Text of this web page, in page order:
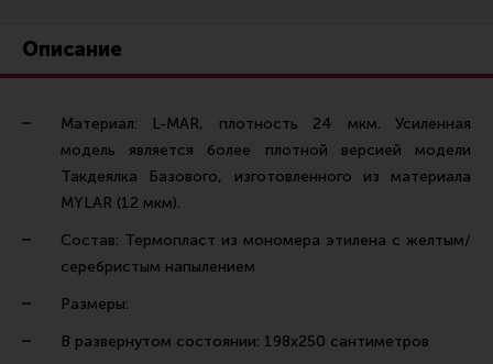
Стрелковые таймеры
Другие аксессуары IPSC
Экипировка
Пневматика
Стрелковые очки
Стрелковые наушники
Кобуры
Подсумки
Описание
Материал: L-MAR, плотность 24 мкм. Усиленная
модель является более плотной версией модели
Такдеялка Базового, изготовленного из материала
MYLAR (12 мкм).
Состав: Термопласт из мономера этилена с желтым/
серебристым напылением
Размеры:
В развернутом состоянии: 198х250 сантиметров